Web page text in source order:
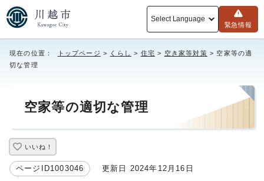
Select Language
緊急情報
現在の位置： トップページ > くらし > 住宅 > 空き家等対策 > 空家等の適
切な管理
空家等の適切な管理
いいね！
ページID1003046 更新日 2024年12月16日